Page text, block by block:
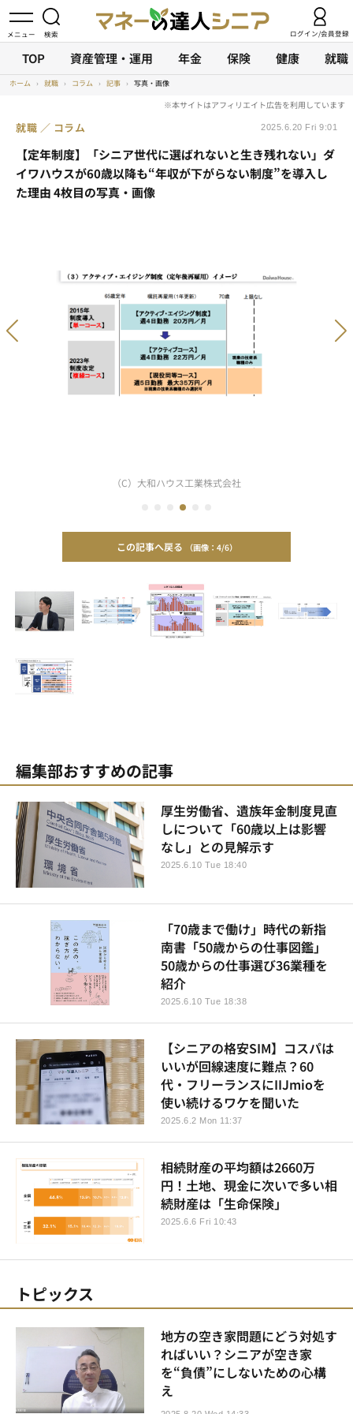
ログイン/会員登録
TOP 資産管理・運用 年金 保険 健康 就職
ホーム › 就職 › コラム › 記事 › 写真・画像
【定年制度】「シニア世代に選ばれないと生き残れない」ダ
イワハウスが60歳以降も“年収が下がらない制度”を導入し
た理由 4枚目の写真・画像
就職 コラム 2025.6.20 Fri 9:01
（C）大和ハウス工業株式会社
この記事へ戻る 4/6
編集部おすすめの記事
厚生労働省、遺族年金制度見直
しについて「60歳以上は影響
なし」との見解示す
2025.6.10 Tue 18:40
「70歳まで働け」時代の新指
南書「50歳からの仕事図鑑」
50歳からの仕事選び36業種を
紹介
2025.6.10 Tue 18:38
【シニアの格安SIM】コスパは
いいが回線速度に難点？60
代・フリーランスにIIJmioを
使い続けるワケを聞いた
2025.6.2 Mon 11:37
相続財産の平均額は2660万
円！土地、現金に次いで多い相
続財産は「生命保険」
2025.6.6 Fri 10:43
トピックス
地方の空き家問題にどう対処す
ればいい？シニアが空き家
を“負債”にしないための心構
え